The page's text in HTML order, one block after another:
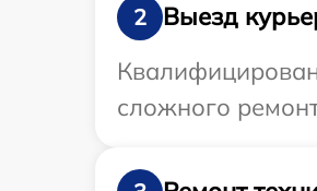
2
Выезд
сложного